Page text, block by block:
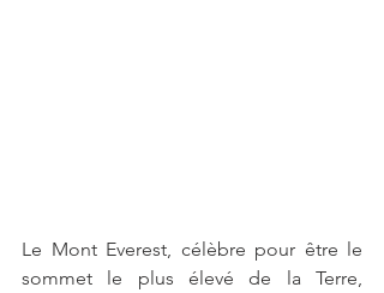
Le Mont Everest, célèbre pour être le
sommet le plus élevé de la Terre,